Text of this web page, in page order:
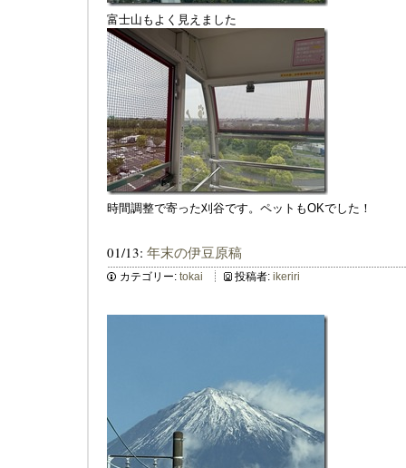
富士山もよく見えました
時間調整で寄った刈谷です。ペットもOKでした！
01/13: 年末の伊豆原稿
カテゴリー: tokai 投稿者: ikeriri